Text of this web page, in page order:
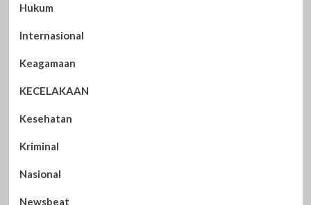
Hukum
Internasional
Keagamaan
KECELAKAAN
Kesehatan
Kriminal
Nasional
Newsbeat